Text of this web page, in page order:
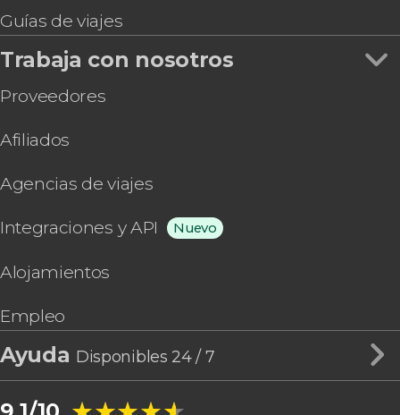
Guías de viajes
Trabaja con nosotros
Proveedores
Afiliados
Agencias de viajes
Integraciones y API Nuevo
Alojamientos
Empleo
Ayuda Disponibles 24 / 7